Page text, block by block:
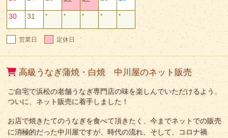
高級うなぎ蒲焼・白焼 中川屋のネット販売
ご自宅で浜松の老舗うなぎ専門店の味を楽しんでいただけるよう、
ついに、ネット販売に着手しました！
お店で焼きたてのうなぎを食べて頂きたく、今までネットでの販売
に消極的だった中川屋ですが、時代の流れ、そして、コロナ禍